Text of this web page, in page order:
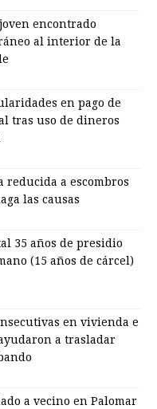
encontrado
al interior de la
en pago de
tras uso de dineros
reducida a escombros
las causas
35 años de presidio
(15 años de cárcel)
en vivienda e
a trasladar
a vecino en Palomar